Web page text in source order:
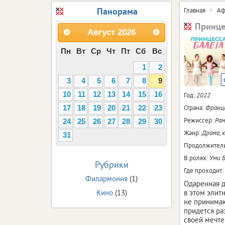
Главная
Год:2022
Страна:
Режиссер:
Жанр:Драма,
В ролях: Уми
Где проходит:
Одаренная
в этом
не
придется
своей
Панорама
Август 2026
Пн Вт Ср Чт Пт Сб
Вс
1
2
3
4 5 6 7 8
9
10
11 12 13 14 15
16
17
18 19 20 21 22
23
24
25 26 27 28 29
30
31
Рубрики
Филармония (1)
Кино(13)